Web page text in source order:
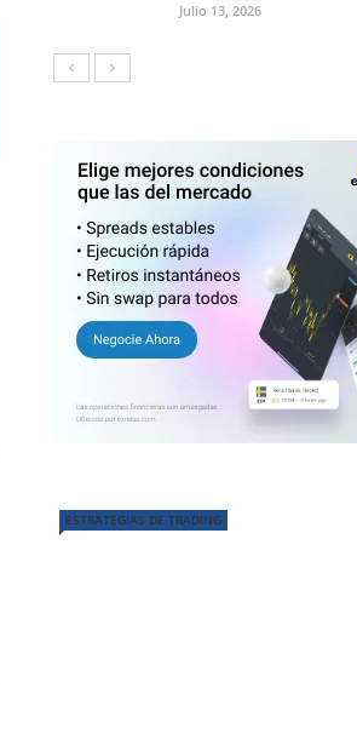
Julio 13, 2026
ESTRATEGIAS DE TRADING